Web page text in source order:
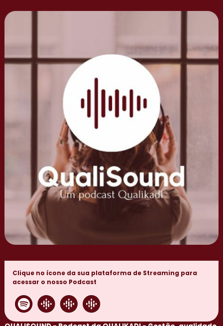
Clique no ícone da sua plataforma de Streaming para
acessar o nosso Podcast